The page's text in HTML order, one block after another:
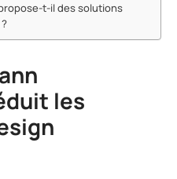
t-il des solutions
les